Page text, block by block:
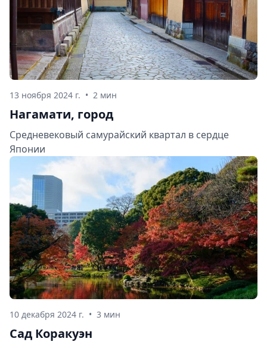
13 ноября 2024 г. • 2 мин
Нагамати, город
Средневековый самурайский квартал в сердце
Японии
10 декабря 2024 г. • 3 мин
Сад Коракуэн